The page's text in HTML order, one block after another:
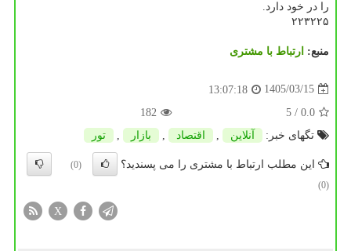
را در خود دارد.
۲۲۳۲۲۵
منبع: ارتباط با مشتری
1405/03/15
13:07:18
0.0
/ 5
182
تگهای خبر:
آنلاین , اقتصاد , بازار , تور
این مطلب ارتباط با مشتری را می پسندید؟
(0)
(0)
X